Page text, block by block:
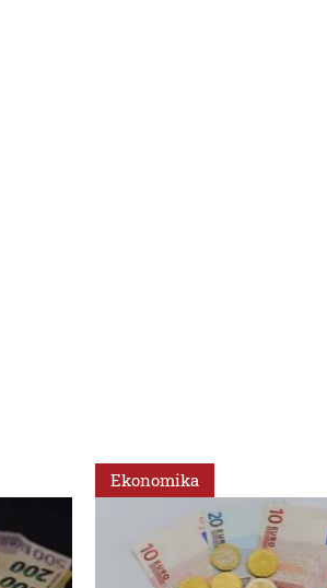
Ekonomika